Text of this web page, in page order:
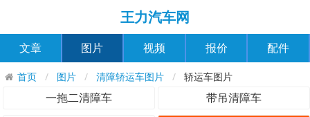
王力汽车网
文章 图片 视频 报价 配件
首页 图片 清障轿运车图片 轿运车图片
一拖二清障车
带吊清障车